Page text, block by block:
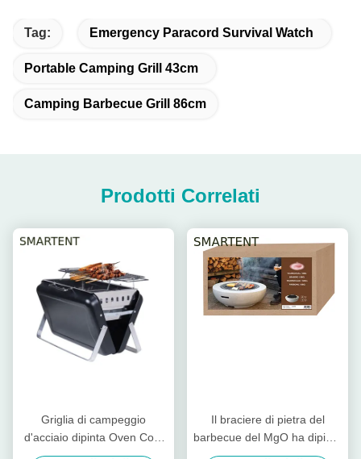
Tag: Emergency Paracord Survival Watch
Portable Camping Grill 43cm
Camping Barbecue Grill 86cm
Prodotti Correlati
Griglia di campeggio
d'acciaio dipinta Oven Cool
Camping Accessories
Il braciere di pietra del
barbecue del MgO ha dipinto
il fuoco d'acciaio Pit Cool